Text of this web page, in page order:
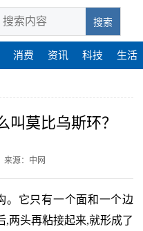
搜索
消费 资讯 科技 生活
叫莫比乌斯环？
来源：中网
。它只有一个面和一个边
,两头再粘接起来,就形成了